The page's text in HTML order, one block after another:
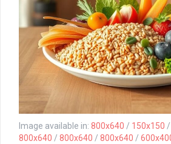
Image available in: 800x640 / 150x150 /
800x640 / 800x640 / 800x640 /